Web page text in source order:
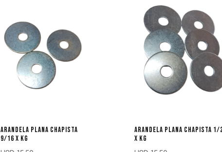
ARANDELA PLANA CHAPISTA
9/16 X KG
ARANDELA PLANA CHAPISTA 1/
X KG